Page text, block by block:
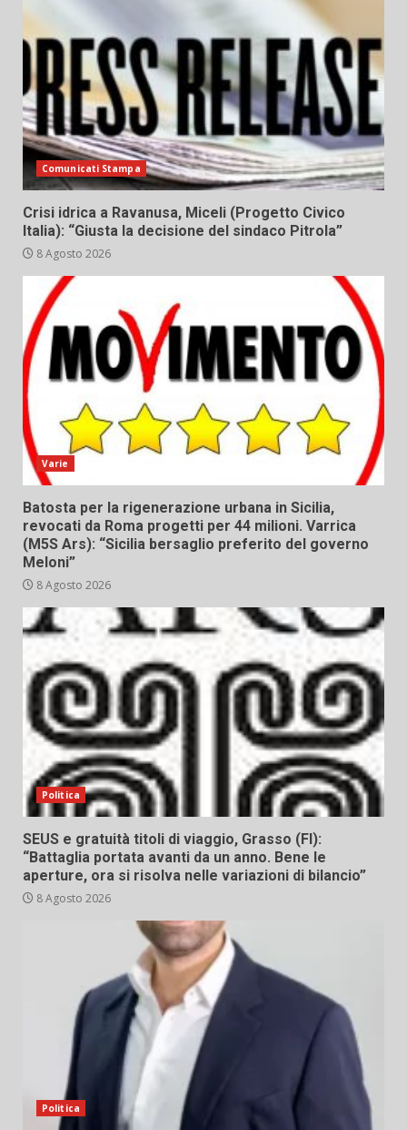
Comunicati Stampa
Crisi idrica a Ravanusa, Miceli (Progetto Civico
Italia): “Giusta la decisione del sindaco Pitrola”
8 Agosto 2026
Varie
Batosta per la rigenerazione urbana in Sicilia,
revocati da Roma progetti per 44 milioni. Varrica
(M5S Ars): “Sicilia bersaglio preferito del governo
Meloni”
8 Agosto 2026
Politica
SEUS e gratuità titoli di viaggio, Grasso (FI):
“Battaglia portata avanti da un anno. Bene le
aperture, ora si risolva nelle variazioni di bilancio”
8 Agosto 2026
Politica